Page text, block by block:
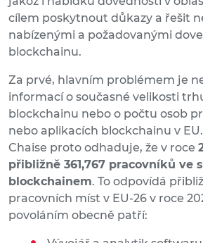
cílem poskytnout důkazy a řešit
nabízenými a požadovanými
blockchainu.
Za prvé, hlavním problémem je
informací o současné velikosti
blockchainu nebo o počtu osob
nebo aplikacích blockchainu v
Chaise proto odhaduje, že v roce
přibližně 361,767 pracovníků ve
blockchainem. To odpovídá
pracovních míst v EU-26 v roce
povoláním obecně patří: